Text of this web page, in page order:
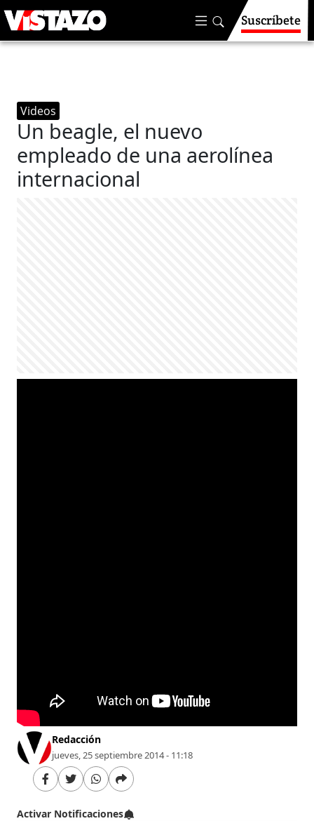
Suscríbete
Videos
Un beagle, el nuevo
empleado de una aerolínea
internacional
Redacción
jueves, 25 septiembre 2014 - 11:18
Activar Notificaciones